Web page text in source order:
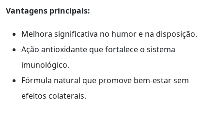
Vantagens principais:
Melhora significativa no humor e na disposição.
Ação antioxidante que fortalece o sistema
imunológico.
Fórmula natural que promove bem-estar sem
efeitos colaterais.